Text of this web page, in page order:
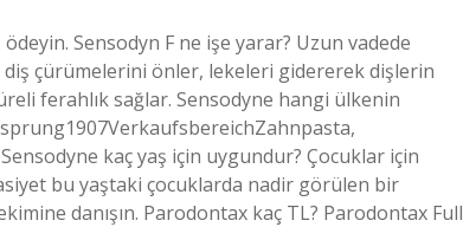
Sensodyn F ne işe yarar? Uzun vadede
diş çürümelerini önler, lekeleri gidererek dişlerin
ferahlık sağlar. Sensodyne hangi ülkenin
kaç yaş için uygundur? Çocuklar için
bu yaştaki çocuklarda nadir görülen bir
danışın. Parodontax kaç TL? Parodontax Full